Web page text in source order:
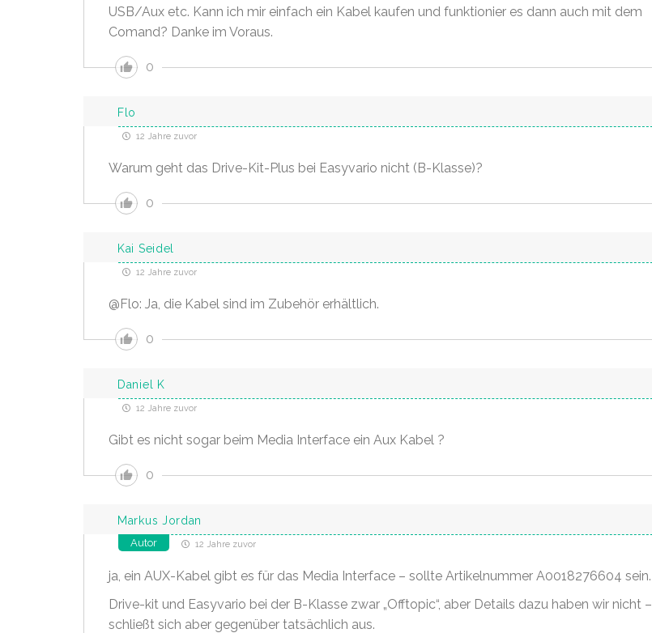
USB/Aux etc. Kann ich mir einfach ein Kabel kaufen und funktionier es dann auch mit dem
Comand? Danke im Voraus.
0
Flo
12 Jahre zuvor
Warum geht das Drive-Kit-Plus bei Easyvario nicht (B-Klasse)?
0
Kai Seidel
12 Jahre zuvor
@Flo: Ja, die Kabel sind im Zubehör erhältlich.
0
Daniel K
12 Jahre zuvor
Gibt es nicht sogar beim Media Interface ein Aux Kabel ?
0
Markus Jordan
Autor 12 Jahre zuvor
ja, ein AUX-Kabel gibt es für das Media Interface – sollte Artikelnummer A0018276604 sein.
Drive-kit und Easyvario bei der B-Klasse zwar „Offtopic“, aber Details dazu haben wir nicht –
schließt sich aber gegenüber tatsächlich aus.